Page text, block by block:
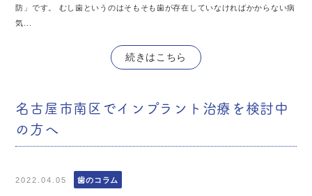
防」です。 むし歯というのはそもそも歯が存在していなければかからない病
気...
続きはこちら
名古屋市南区でインプラント治療を検討中
の方へ
2022.04.05 歯のコラム